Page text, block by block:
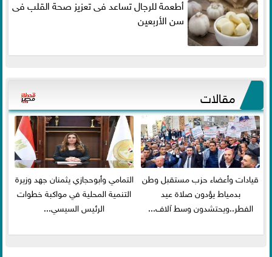
أطعمة للرجال تساعد فى تعزيز صحة القلب فى
سن الأربعين
مقالات
قيادات وأعضاء حزب مستقبل وطن
بدمياط يؤدون صلاة عيد
الفطر..ويحتشدون وسط آلاف...
التمامي وأبوحجازي يثمنان جهد وزيرة
التنمية المحلية في مواكبة خطوات
الرئيس السيسي...